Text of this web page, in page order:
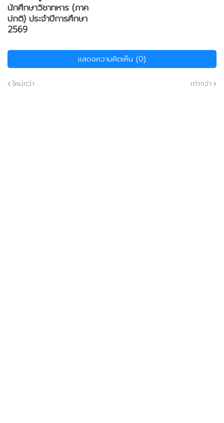
นักศึกษาวิชาทหาร (ภาค
ปกติ) ประจำปีการศึกษา
2569
แสดงความคิดเห็น (0)
ใหม่กว่า เก่ากว่า